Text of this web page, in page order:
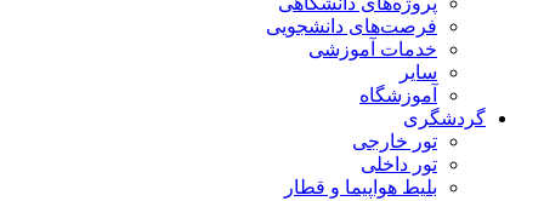
فرصت‌های دانشجویی
خدمات آموزشی
سایر
آموزشگاه
گردشگری
تور خارجی
تور داخلی
بلیط هواپیما و قطار